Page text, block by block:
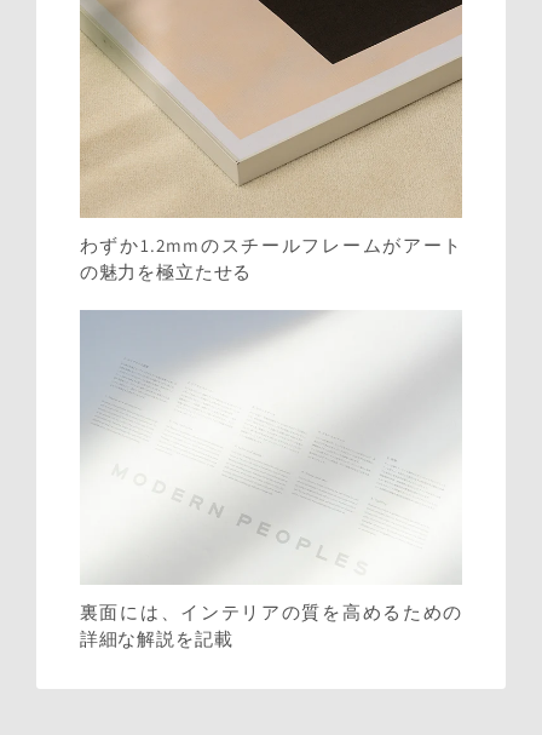
わずか1.2mmのスチールフレームがアート
の魅力を極立たせる
裏面には、インテリアの質を高めるための
詳細な解説を記載